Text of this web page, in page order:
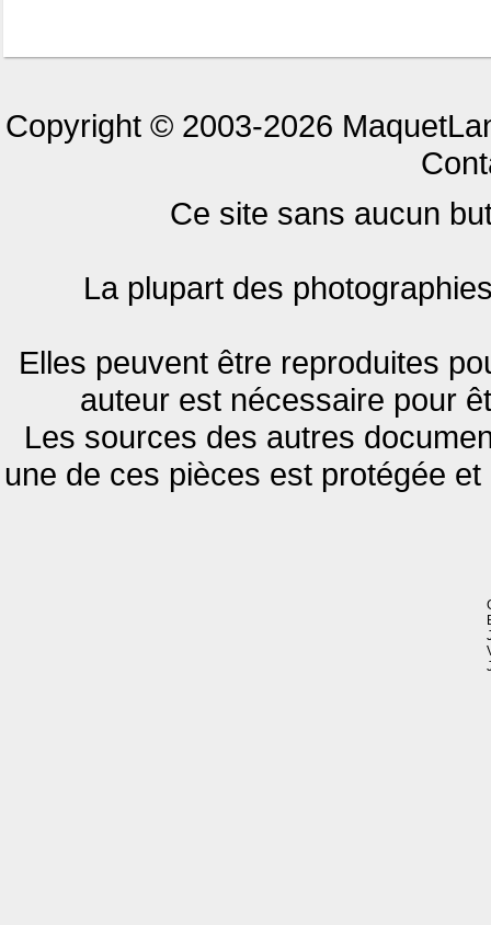
Copyright © 2003-2026
Ce site sans aucun
La plupart des
Elles peuvent être reproduites
auteur est nécessaire pour
Les sources des autres
une de ces pièces est protégée